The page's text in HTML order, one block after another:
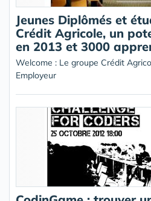
Jeunes Diplômés et
Crédit Agricole, un
en 2013 et 3000
Welcome : Le groupe Crédit
Employeur